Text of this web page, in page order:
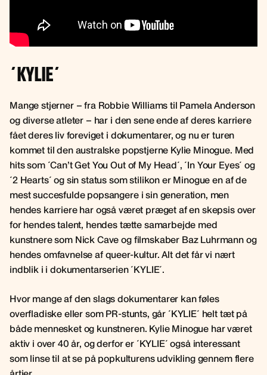
´KYLIE´
Mange stjerner – fra Robbie Williams til Pamela Anderson
og diverse atleter – har i den sene ende af deres karriere
fået deres liv foreviget i dokumentarer, og nu er turen
kommet til den australske popstjerne Kylie Minogue. Med
hits som ´Can’t Get You Out of My Head´, ´In Your Eyes´ og
´2 Hearts´ og sin status som stilikon er Minogue en af de
mest succesfulde popsangere i sin generation, men
hendes karriere har også været præget af en skepsis over
for hendes talent, hendes tætte samarbejde med
kunstnere som Nick Cave og filmskaber Baz Luhrmann og
hendes omfavnelse af queer-kultur. Alt det får vi nært
indblik i i dokumentarserien ´KYLIE´.
Hvor mange af den slags dokumentarer kan føles
overfladiske eller som PR-stunts, går ´KYLIE´ helt tæt på
både mennesket og kunstneren. Kylie Minogue har været
aktiv i over 40 år, og derfor er ´KYLIE´ også interessant
som linse til at se på popkulturens udvikling gennem flere